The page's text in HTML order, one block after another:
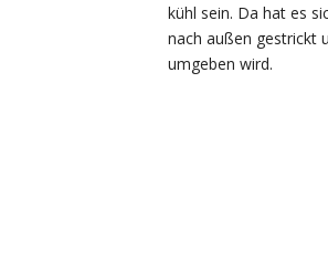
kühl sein. Da hat es
nach außen gestrickt
umgeben wird.